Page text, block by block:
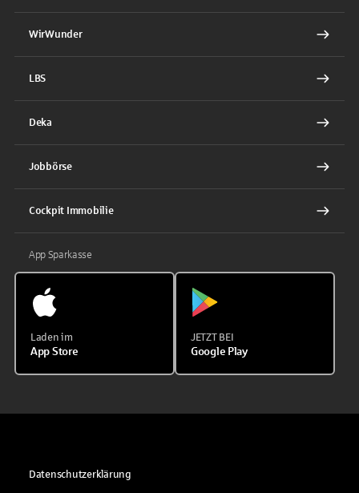
WirWunder
LBS
Deka
Jobbörse
Cockpit Immobilie
App Sparkasse
Laden im
App Store
JETZT BEI
Google Play
Datenschutzerklärung